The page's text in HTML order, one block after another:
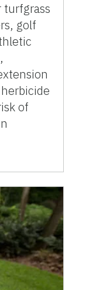
turfgrass
golf
of